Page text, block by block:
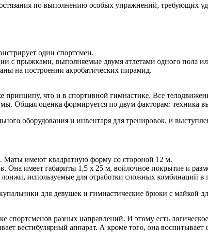
по выполнению особых упражнений, требующих
один спортсмен.
с прыжками, выполняемые двумя атлетами одного пола
на построении акробатических пирамид.
принципу, что и в спортивной гимнастике. Все
Общая оценка формируется по двум факторам: техника
оборудования и инвентаря для тренировок, и
имеют квадратную форму со стороной 12 м.
Она имеет габариты 1,5 х 25 м, войлочное покрытие и
используемые для отработки сложных комбинаций в
для девушек и гимнастические брюки с майкой
спортсменов разных направлений. И этому есть
вестибулярный аппарат. А кроме того, она